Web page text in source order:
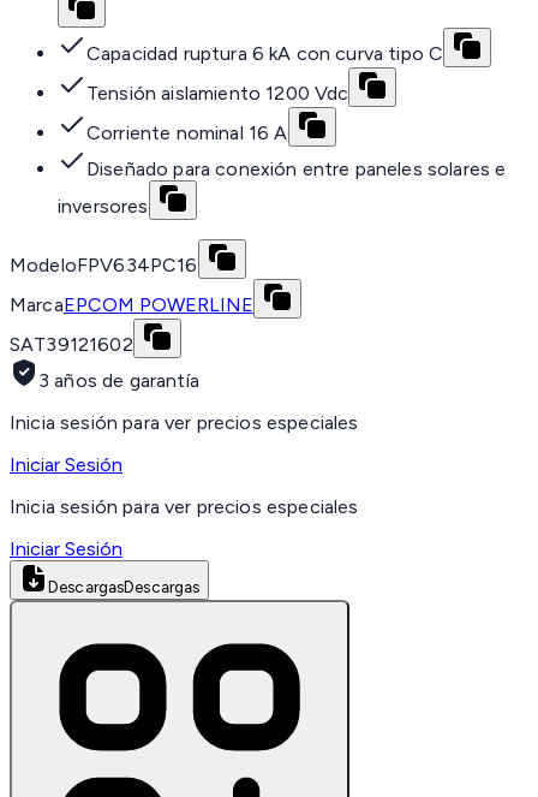
Capacidad ruptura 6 kA con curva tipo C
Tensión aislamiento 1200 Vdc
Corriente nominal 16 A
Diseñado para conexión entre paneles solares e
inversores
ModeloFPV634PC16
MarcaEPCOM POWERLINE
SAT39121602
3 años de garantía
Inicia sesión para ver precios especiales
Iniciar Sesión
Inicia sesión para ver precios especiales
Iniciar Sesión
DescargasDescargas